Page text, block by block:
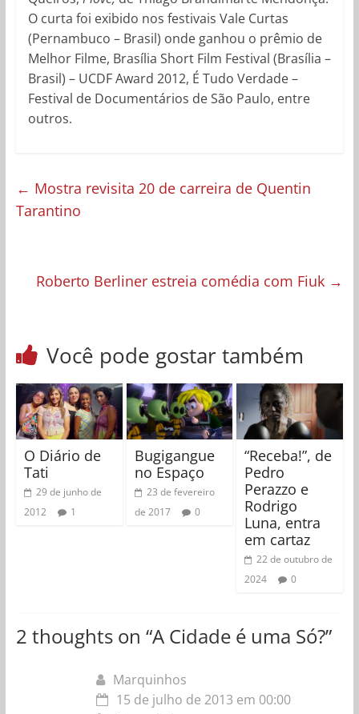
O curta foi exibido nos festivais Vale Curtas
(Pernambuco – Brasil) onde ganhou o prêmio de
Melhor Filme, Brasília Short Film Festival (Brasília –
Brasil) – UCDF Award 2012, É Tudo Verdade –
Festival de Documentários de São Paulo, entre
outros.
← Mostra revisita 20 de carreira de Quentin
Tarantino
Roberto Berliner estreia comédia com Fiuk →
Você pode gostar também
O Diário de
Tati
29 de junho de
2012
1
Bugigangue
no Espaço
23 de fevereiro
de 2017
0
“Receba!”, de
Pedro
Perazzo e
Rodrigo
Luna, entra
em cartaz
22 de outubro de
2024
0
2 thoughts on “A Cidade é uma Só?”
Marquinhos
15 de julho de 2013 em 00:00